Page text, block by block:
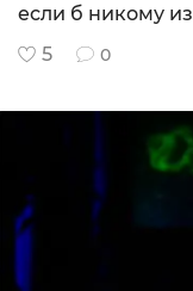
если б никому из
5
0